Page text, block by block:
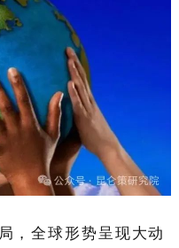
，全球形势呈现大动